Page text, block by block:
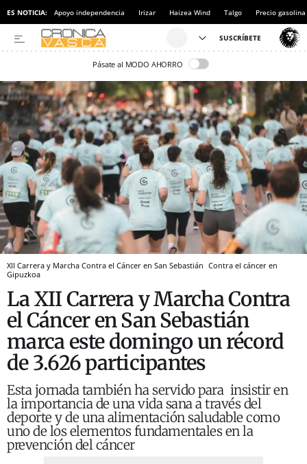
ES NOTICIA: Apoyo independencia Irizar Haizea Wind Talgo Precio gasolina
Pásate al MODO AHORRO
XII Carrera y Marcha Contra el Cáncer en San Sebastián Contra el cáncer en
Gipuzkoa
La XII Carrera y Marcha Contra
el Cáncer en San Sebastián
marca este domingo un récord
de 3.626 participantes
Esta jornada también ha servido para insistir en
la importancia de una vida sana a través del
deporte y de una alimentación saludable como
uno de los elementos fundamentales en la
prevención del cáncer